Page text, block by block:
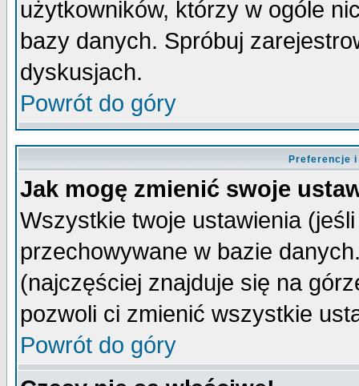
użytkowników, którzy w ogóle
bazy danych. Spróbuj
dyskusjach.
Powrót do góry
Preferencje
Jak mogę zmienić swoje
Wszystkie twoje ustawienia
przechowywane w bazie
(najczęściej znajduje się na
pozwoli ci zmienić wszystkie
Powrót do góry